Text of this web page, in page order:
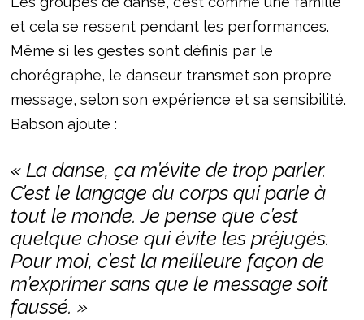
et cela se ressent pendant les performances.
Même si les gestes sont définis par le
chorégraphe, le danseur transmet son propre
message, selon son expérience et sa sensibilité.
Babson ajoute :
« La danse, ça m’évite de trop parler.
C’est le langage du corps qui parle à
tout le monde. Je pense que c’est
quelque chose qui évite les préjugés.
Pour moi, c’est la meilleure façon de
m’exprimer sans que le message soit
faussé. »